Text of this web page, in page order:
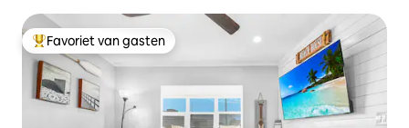
Topfavoriet van gasten
Favoriet van gasten